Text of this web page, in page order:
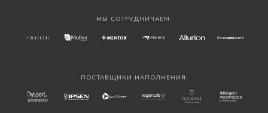
МЫ СОТРУДНИЧАЕМ:
ПОСТАВЩИКИ НАПОЛНЕНИЯ: